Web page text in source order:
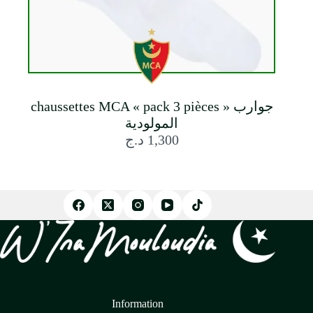
chaussettes MCA « pack 3 pièces » جوارب
المولودية
1,300 د.ج
Information